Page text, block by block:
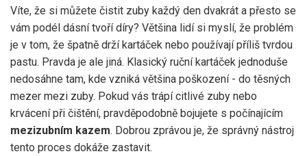
Víte, že si můžete čistit zuby každý den dvakrát a přesto se
vám podél dásní tvoří díry? Většina lidí si myslí, že problém
je v tom, že špatně drží kartáček nebo používají příliš tvrdou
pastu. Pravda je ale jiná. Klasický ruční kartáček jednoduše
nedosáhne tam, kde vzniká většina poškození - do těsných
mezer mezi zuby. Pokud vás trápí citlivé zuby nebo
krvácení při čištění, pravděpodobně bojujete s počínajícím
mezizubním kazem. Dobrou zprávou je, že správný nástroj
tento proces dokáže zastavit.